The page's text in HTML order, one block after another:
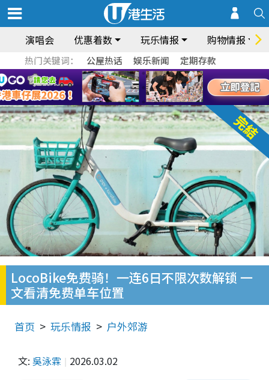
演唱会 优惠着数 玩乐情报 购物情报
热门关键词： 公屋热话 娱乐新闻 定期存款
LocoBike免费骑！一连6日不限次数解锁 一
文看清免费单车位置
首页 玩乐情报 户外郊游
文: 吳泳霖 2026.03.02